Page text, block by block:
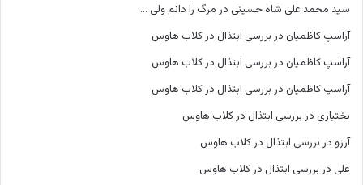
سید محمد علی شاه حسینی در مرگ را دانم ولی …
آراسپ کاظمیان در بررسی ابتذال در کلاب هاوس
آراسپ کاظمیان در بررسی ابتذال در کلاب هاوس
آراسپ کاظمیان در بررسی ابتذال در کلاب هاوس
بختیاری در بررسی ابتذال در کلاب هاوس
آرزو در بررسی ابتذال در کلاب هاوس
علی در بررسی ابتذال در کلاب هاوس